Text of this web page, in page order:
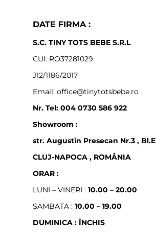
DATE FIRMA :
S.C. TINY TOTS BEBE S.R.L
CUI: RO37281029
J12/1186/2017
Email: office@tinytotsbebe.ro
Nr. Tel: 004 0730 586 922
Showroom :
str. Augustin Presecan Nr.3 , Bl.E
CLUJ-NAPOCA , ROMÂNIA
ORAR :
LUNI – VINERI : 10.00 – 20.00
SAMBATA : 10.00 – 19.00
DUMINICA : ÎNCHIS